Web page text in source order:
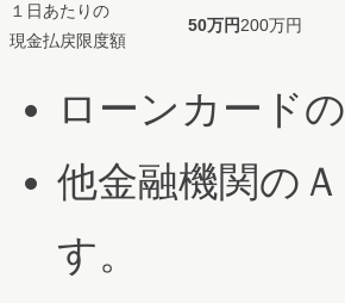
１日あたりの
現金払戻限度額
50万円200万円
ローンカード
他金融機関の
す。